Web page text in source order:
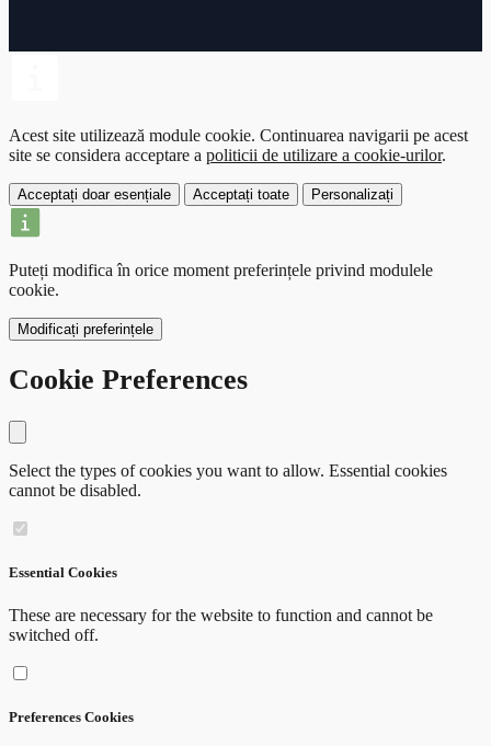
Acest site utilizează module cookie. Continuarea navigarii pe acest
site se considera acceptare a politicii de utilizare a cookie-urilor.
Acceptați doar esențiale Acceptați toate Personalizați
Puteți modifica în orice moment preferințele privind modulele
cookie.
Modificați preferințele
Cookie Preferences
Select the types of cookies you want to allow. Essential cookies
cannot be disabled.
Essential Cookies
These are necessary for the website to function and cannot be
switched off.
Preferences Cookies